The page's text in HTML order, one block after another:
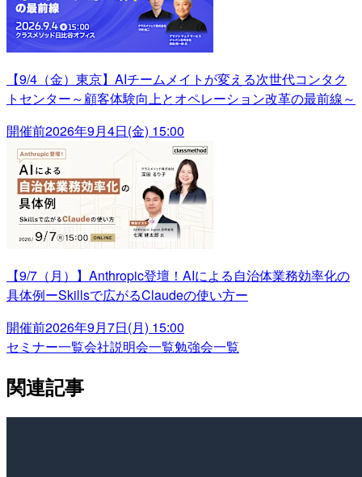
【9/4（金）東京】AIチームメイトが変える次世代コンタク
トセンター～顧客体験向上とオペレーション改革の最前線～
開催前2026年9月4日(金) 15:00
【9/7（月）】Anthropic登壇！AIによる自治体業務効率化の
具体例ーSkillsで広がるClaudeの使い方ー
開催前2026年9月7日(月) 15:00
セミナー一覧会社説明会一覧勉強会一覧
関連記事